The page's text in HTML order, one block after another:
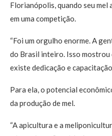
Florianópolis, quando seu
em uma competição.
“Foi um orgulho enorme. A
do Brasil inteiro. Isso mostrou
existe dedicação e
Para ela, o potencial
da produção de mel.
“A apicultura e a